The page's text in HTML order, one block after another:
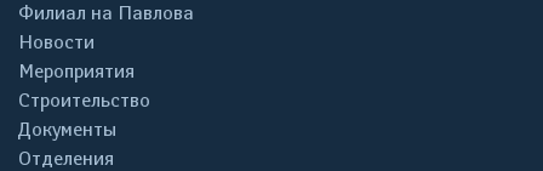
Филиал на Павлова
Новости
Мероприятия
Строительство
Документы
Отделения